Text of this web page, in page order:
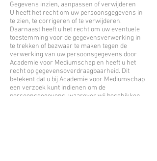
Gegevens inzien, aanpassen of verwijderen
U heeft het recht om uw persoonsgegevens in
te zien, te corrigeren of te verwijderen.
Daarnaast heeft u het recht om uw eventuele
toestemming voor de gegevensverwerking in
te trekken of bezwaar te maken tegen de
verwerking van uw persoonsgegevens door
Academie voor Mediumschap en heeft u het
recht op gegevensoverdraagbaarheid. Dit
betekent dat u bij Academie voor Mediumschap
een verzoek kunt indienen om de
persoonsgegevens, waarover wij beschikken